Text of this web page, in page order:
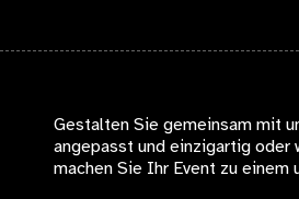
Gestalten Sie gemeinsam mit
angepasst und einzigartig oder
machen Sie Ihr Event zu einem